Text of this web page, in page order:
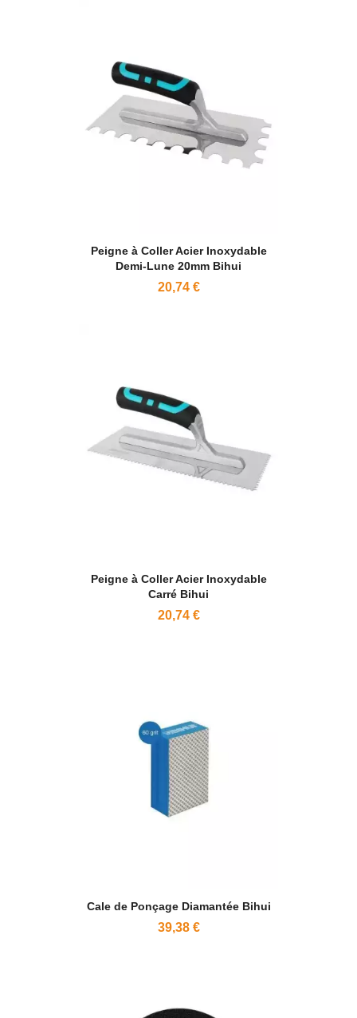
Peigne à Coller Acier Inoxydable
Demi-Lune 20mm Bihui
20,74 €
Peigne à Coller Acier Inoxydable
Carré Bihui
20,74 €
Cale de Ponçage Diamantée Bihui
39,38 €